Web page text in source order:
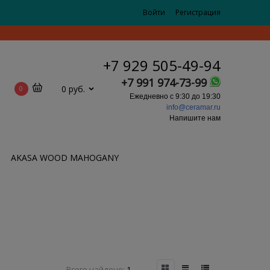
Войти Регистрация
0 0 руб.
+7 929 505-49-94
+7 991 974-73-99
Ежедневно с 9:30 до 19:30
info@ceramar.ru
Напишите нам
AKASA WOOD MAHOGANY